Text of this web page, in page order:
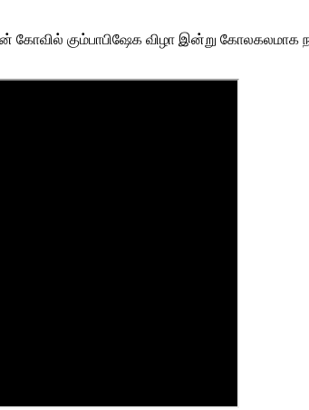
கோவில் கும்பாபிஷேக விழா இன்று கோலகலமாக